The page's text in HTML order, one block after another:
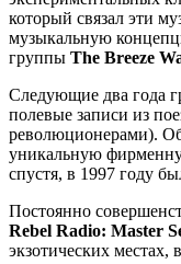
который связал эти
музыкальную
группы The Breeze
Следующие два года
полевые записи из
революционерами).
уникальную
спустя, в 1997 году
Постоянно
Rebel Radio: Master
экзотических